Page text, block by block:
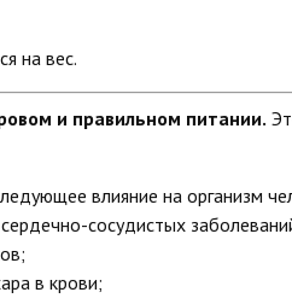
на вес.
и правильном питании.
влияние на организм
сосудистых
в крови;